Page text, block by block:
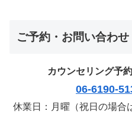
ご予約・お問い合わせ
カウンセリング予
06-6190-
休業日：月曜（祝日の場合